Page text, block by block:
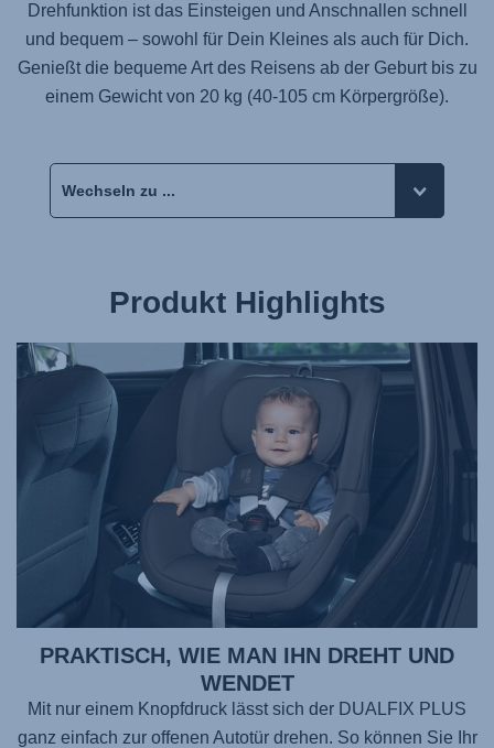
Drehfunktion ist das Einsteigen und Anschnallen schnell
und bequem – sowohl für Dein Kleines als auch für Dich.
Genießt die bequeme Art des Reisens ab der Geburt bis zu
einem Gewicht von 20 kg (40-105 cm Körpergröße).
Produkt Highlights
PRAKTISCH, WIE MAN IHN DREHT UND
WENDET
Mit nur einem Knopfdruck lässt sich der DUALFIX PLUS
ganz einfach zur offenen Autotür drehen. So können Sie Ihr